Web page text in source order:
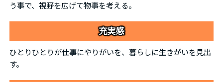
う事で、視野を広げて物事を考える。
充実感
ひとりひとりが仕事にやりがいを、暮らしに生きがいを見出
す。